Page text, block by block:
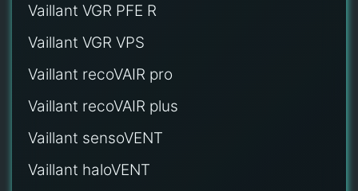
Vaillant VGR PFE R
Vaillant VGR VPS
Vaillant recoVAIR pro
Vaillant recoVAIR plus
Vaillant sensoVENT
Vaillant haloVENT